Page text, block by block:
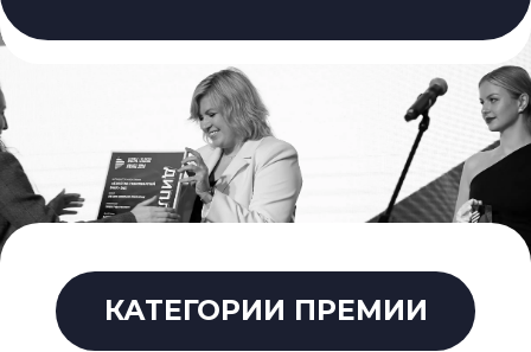
КАТЕГОРИИ ПРЕМИИ